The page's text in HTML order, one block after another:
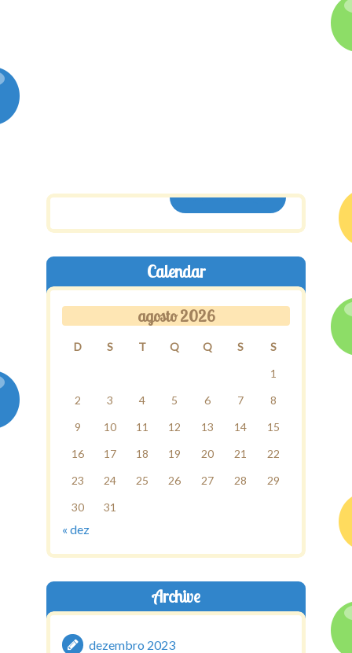
ASSINE AQUI
Calendar
agosto 2026
D S T Q Q S
S
1
2
3 4 5 6 7
8
9
10 11 12 13 14
15
16
17 18 19 20 21
22
23
24 25 26 27 28
29
30
31
« dez
Archive
dezembro 2023